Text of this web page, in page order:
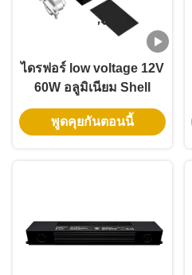
ไดรฟอร์ low voltage 12V
60W อลูมิเนียม Shell
Triac LED Driver ปรับ
ความดันด้วย Nema 3R
พูดคุยกันตอนนี้